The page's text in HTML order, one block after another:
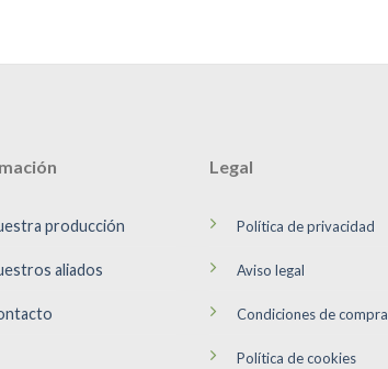
producción
aliados
Legal
Política de privacidad
Aviso legal
Condiciones de compra
Política de cookies